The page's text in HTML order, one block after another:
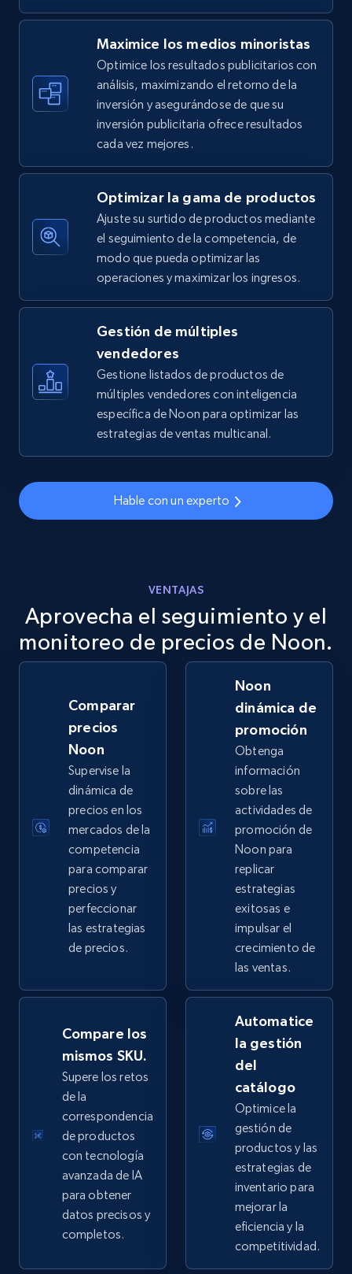
TikTok Shop - Collect TikTok shop products
by keywords search
URL, Title, Available, Description, Currency, Initial
price, Final price, Discount percent, and more.
Comenzar ahora
TikTok Shop - discover records by shop url
URL, Title, Available, Description, Currency, Initial
price, Final price, Discount percent, and more.
668+ Comenzar ahora
eBay
URL, Product id, Title, Seller name, Seller rating,
Seller reviews, Breadcrumbs, Root category, and
2.5K+ 359+ Comenzar ahora
eBay - Gather data on products using
specified keywords
URL, Product id, Title, Seller name, Seller rating,
Seller reviews, Breadcrumbs, Root category, and
more.
2.5K+ 359+ Comenzar ahora
eBay - Collect products from shops on eBay
URL, Product id, Title, Seller name, Seller rating,
Seller reviews, Breadcrumbs, Root category, and
2.5K+ Comenzar ahora
eBay - Collect records by category
URL, Product id, Title, Seller name, Seller rating,
Seller reviews, Breadcrumbs, Root category, and
2.5K+ 359+ Comenzar ahora
Maximice los medios minoristas
Optimice los resultados publicitarios con
análisis, maximizando el retorno de la
inversión y asegurándose de que su
inversión publicitaria ofrece resultados
cada vez mejores.
Optimizar la gama de productos
Ajuste su surtido de productos mediante
el seguimiento de la competencia, de
modo que pueda optimizar las
operaciones y maximizar los ingresos.
Gestión de múltiples
vendedores
Gestione listados de productos de
múltiples vendedores con inteligencia
específica de Noon para optimizar las
estrategias de ventas multicanal.
Hable con un experto
VENTAJAS
Aprovecha el seguimiento y el
monitoreo de precios de Noon.
Comparar
precios
Noon
Supervise la
dinámica de
precios en los
mercados de la
competencia
para comparar
precios y
perfeccionar
las estrategias
de precios.
Noon
dinámica de
promoción
Obtenga
información
sobre las
actividades de
promoción de
Noon para
replicar
estrategias
exitosas e
impulsar el
crecimiento de
las ventas.
Compare los
mismos SKU.
Supere los retos
de la
correspondencia
de productos
con tecnología
avanzada de IA
para obtener
datos precisos y
completos.
Automatice
la gestión
del
catálogo
Optimice la
gestión de
productos y las
estrategias de
inventario para
mejorar la
eficiencia y la
competitividad.